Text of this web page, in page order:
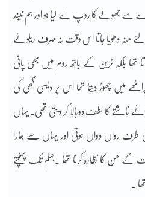
سے جھولے کا روپ لے لیا ہو اور ہم نیند
منہ دھویا جاتا اس وقت نہ صرف ریلوئے
تا تھا بلکہ ٹرین کے باتھ روم میں بھی پانی
میں چھوڑ دیتا تھا اس پر دیسی گھی کی
ناشتے کا لطف دوبالا کر دیتی تھی۔یہاں
طرف رواں دواں ہوتی اور یہاں سے ہمارا
کے حسن کا نظارہ کرنا تھا ۔جہلم تک پہنچتے
۔